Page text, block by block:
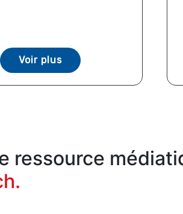
Voir plus
ressource